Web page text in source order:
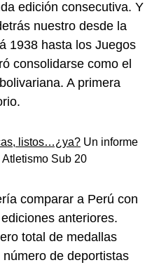
edición consecutiva. Y
nuestro desde la
1938 hasta los Juegos
consolidarse como el
A primera
listos…¿ya? Un informe
Sub 20
comparar a Perú con
anteriores.
total de medallas
de deportistas